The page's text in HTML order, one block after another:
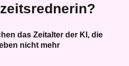
das Zeitalter der KI, die
nicht mehr